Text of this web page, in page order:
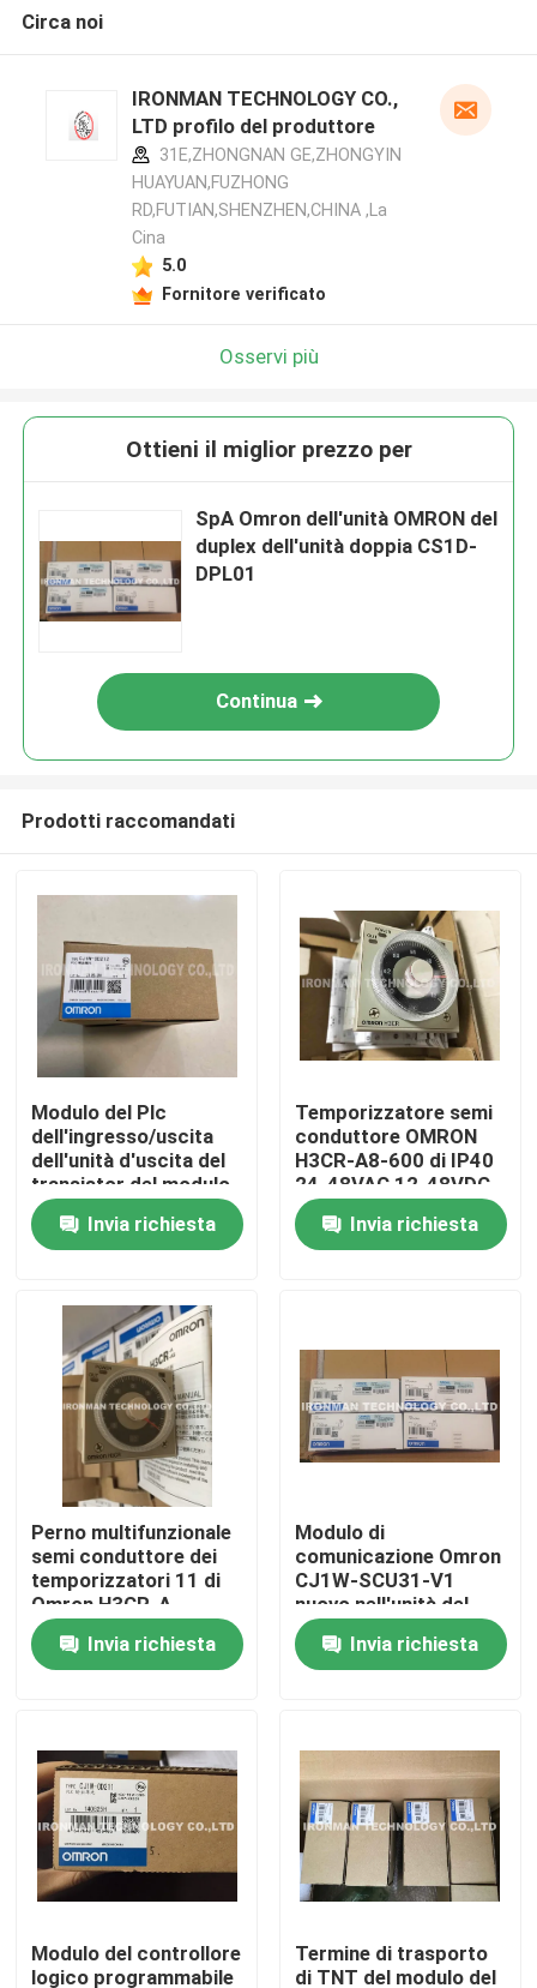
Prodotti
Circa noi
Giro della fabbrica
Controllo di qualità
Contattici
Notizie
Casi
Modulo di controllo dello SpA
Modulo dello SpA di Honeywell
Circa noi
IRONMAN TECHNOLOGY CO.,
LTD profilo del produttore
31E,ZHONGNAN GE,ZHONGYIN
HUAYUAN,FUZHONG
RD,FUTIAN,SHENZHEN,CHINA ,La
Cina
5.0
Fornitore verificato
Osservi più
Ottieni il miglior prezzo per
SpA Omron dell'unità OMRON del
duplex dell'unità doppia CS1D-
DPL01
Continua
Prodotti raccomandati
Modulo del Plc
dell'ingresso/uscita
dell'unità d'uscita del
transistor del modulo
dello SpA di CJ1W-
OD212 Omron
Invia richiesta
Temporizzatore semi
conduttore OMRON
H3CR-A8-600 di IP40
24-48VAC 12-48VDC
8kV
Invia richiesta
Perno multifunzionale
semi conduttore dei
temporizzatori 11 di
Omron H3CR-A
Invia richiesta
Modulo di
comunicazione Omron
CJ1W-SCU31-V1
nuovo nell'unità del
CPU dello SpA della
scatolaInvia richiesta
Modulo del controllore
logico programmabile
Termine di trasporto
di TNT del modulo del